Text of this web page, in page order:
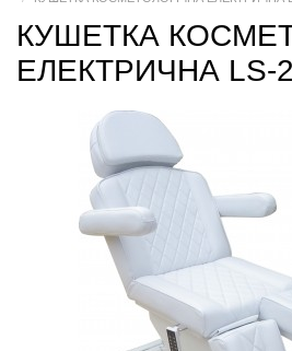
КУШЕТКА
ЕЛЕКТРИЧНА LS-